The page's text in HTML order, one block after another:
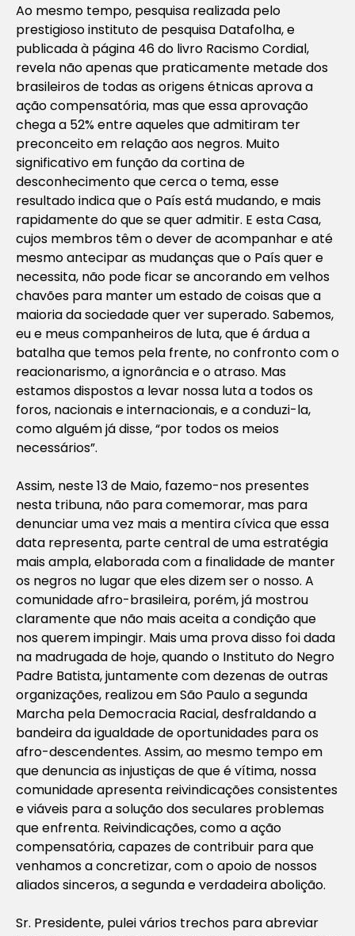
Ao mesmo tempo, pesquisa realizada pelo
prestigioso instituto de pesquisa Datafolha, e
publicada à página 46 do livro Racismo Cordial,
revela não apenas que praticamente metade dos
brasileiros de todas as origens étnicas aprova a
ação compensatória, mas que essa aprovação
chega a 52% entre aqueles que admitiram ter
preconceito em relação aos negros. Muito
significativo em função da cortina de
desconhecimento que cerca o tema, esse
resultado indica que o País está mudando, e mais
rapidamente do que se quer admitir. E esta Casa,
cujos membros têm o dever de acompanhar e até
mesmo antecipar as mudanças que o País quer e
necessita, não pode ficar se ancorando em velhos
chavões para manter um estado de coisas que a
maioria da sociedade quer ver superado. Sabemos,
eu e meus companheiros de luta, que é árdua a
batalha que temos pela frente, no confronto com o
reacionarismo, a ignorância e o atraso. Mas
estamos dispostos a levar nossa luta a todos os
foros, nacionais e internacionais, e a conduzi-la,
como alguém já disse, “por todos os meios
necessários”.
Assim, neste 13 de Maio, fazemo-nos presentes
nesta tribuna, não para comemorar, mas para
denunciar uma vez mais a mentira cívica que essa
data representa, parte central de uma estratégia
mais ampla, elaborada com a finalidade de manter
os negros no lugar que eles dizem ser o nosso. A
comunidade afro-brasileira, porém, já mostrou
claramente que não mais aceita a condição que
nos querem impingir. Mais uma prova disso foi dada
na madrugada de hoje, quando o Instituto do Negro
Padre Batista, juntamente com dezenas de outras
organizações, realizou em São Paulo a segunda
Marcha pela Democracia Racial, desfraldando a
bandeira da igualdade de oportunidades para os
afro-descendentes. Assim, ao mesmo tempo em
que denuncia as injustiças de que é vítima, nossa
comunidade apresenta reivindicações consistentes
e viáveis para a solução dos seculares problemas
que enfrenta. Reivindicações, como a ação
compensatória, capazes de contribuir para que
venhamos a concretizar, com o apoio de nossos
aliados sinceros, a segunda e verdadeira abolição.
Sr. Presidente, pulei vários trechos para abreviar